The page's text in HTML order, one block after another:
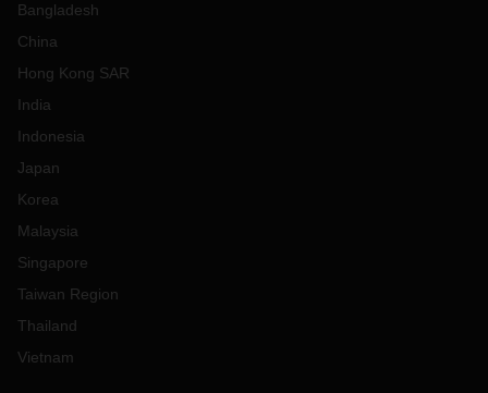
Bangladesh
China
Hong Kong SAR
India
Indonesia
Japan
Korea
Malaysia
Singapore
Taiwan Region
Thailand
Vietnam